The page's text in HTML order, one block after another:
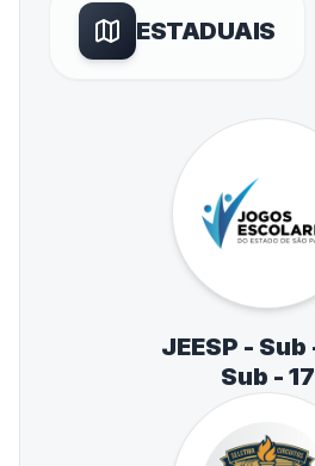
ESTADUAIS
JEESP - Sub - 14 e
Sub - 17